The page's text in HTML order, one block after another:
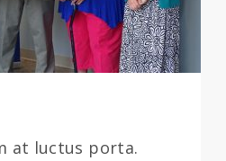
at luctus porta.